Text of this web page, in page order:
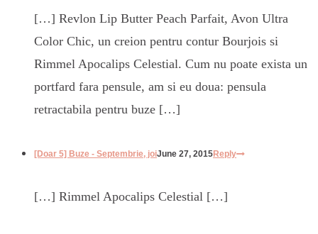
[…] Revlon Lip Butter Peach Parfait, Avon Ultra
Color Chic, un creion pentru contur Bourjois si
Rimmel Apocalips Celestial. Cum nu poate exista un
portfard fara pensule, am si eu doua: pensula
retractabila pentru buze […]
[Doar 5] Buze - Septembrie, joiJune 27, 2015Reply
[…] Rimmel Apocalips Celestial […]